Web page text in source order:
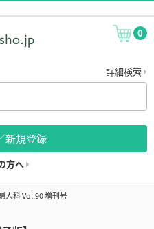
0
詳細検索
新規登録
方へ
人科 Vol.90 増刊号